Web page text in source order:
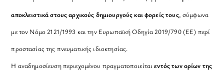
αποκλειστικά στους αρχικούς δημιουργούς και φορείς τους, σύμφωνα
με τον Νόμο 2121/1993 και την Ευρωπαϊκή Οδηγία 2019/790 (ΕΕ) περί
προστασίας της πνευματικής ιδιοκτησίας.
Η αναδημοσίευση περιεχομένου πραγματοποιείταιεντός των ορίων της